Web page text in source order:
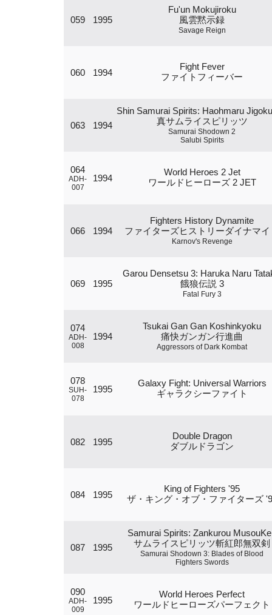
059 1995
Fu'un Mokujiroku
風雲黙示録
Savage Reign
060 1994
Fight Fever
ファイトフィーバー
063 1994
Shin Samurai Spirits: Haohmaru
真サムライスピリッツ
Samurai Shodown 2
Salubi Spirits
064
ADH-
007
1994
World Heroes 2 Jet
ワールドヒーローズ 2 JET
066 1994
Fighters History Dynamite
ファイターズヒストリーダイナマイ
Karnov's Revenge
069 1995
Garou Densetsu 3: Haruka Naru
餓狼伝説 3
Fatal Fury 3
074
ADH-
008
1994
Tsukai Gan Gan Koshinkyoku
痛快ガンガン行進曲
Aggressors of Dark Kombat
078
SUH-
078
1995
Galaxy Fight: Universal Warriors
ギャラクシーファイト
082 1995
Double Dragon
ダブルドラゴン
084 1995
King of Fighters '95
ザ・キング・オブ・ファイターズ
087 1995
Samurai Spirits: Zankurou
サムライスピリッツ斬紅郎無双剣
Samurai Shodown 3: Blades of Blood
Fighters Swords
090
ADH-
009
1995
World Heroes Perfect
ワールドヒーローズパーフェクト